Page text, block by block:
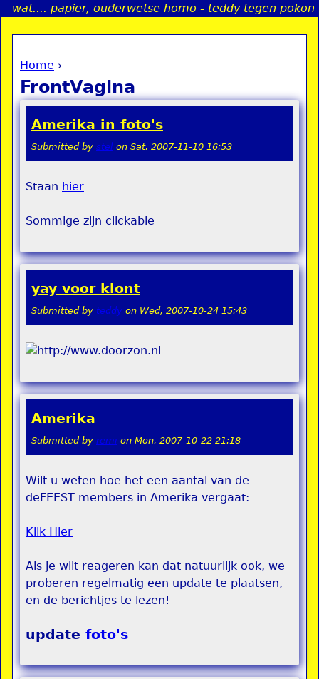
Jump to navigation
wat.... papier, ouderwetse homo - teddy tegen pokon
You are here
Home ›
FrontVagina
Amerika in foto's
Submitted by stel on Sat, 2007-11-10 16:53
Staan hier
Sommige zijn clickable
yay voor klont
Submitted by teddy on Wed, 2007-10-24 15:43
Amerika
Submitted by remi on Mon, 2007-10-22 21:18
Wilt u weten hoe het een aantal van de
deFEEST members in Amerika vergaat:
Klik Hier
Als je wilt reageren kan dat natuurlijk ook, we
proberen regelmatig een update te plaatsen,
en de berichtjes te lezen!
update foto's